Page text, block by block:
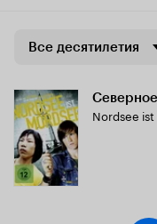
Все десятилетия
Nordsee